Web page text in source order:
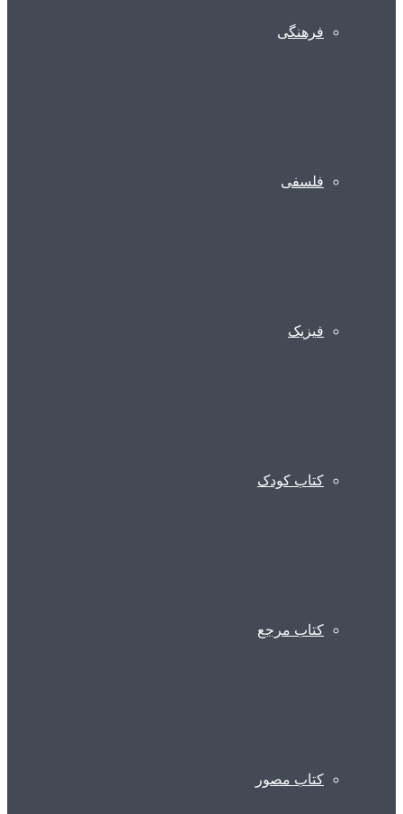
فرهنگی
فلسفی
فیزیک
کتاب کودک
کتاب مرجع
کتاب مصور